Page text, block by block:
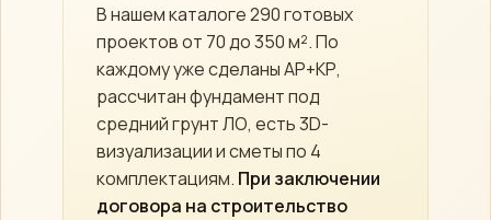
В нашем каталоге 290 готовых
проектов от 70 до 350 м². По
каждому уже сделаны АР+КР,
рассчитан фундамент под
средний грунт ЛО, есть 3D-
визуализации и сметы по 4
комплектациям. При заключении
договора на строительство